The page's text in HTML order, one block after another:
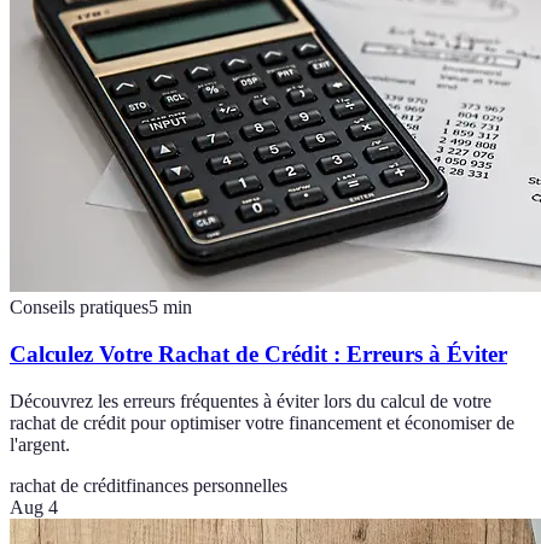
Conseils pratiques5 min
Calculez Votre Rachat de Crédit : Erreurs à Éviter
Découvrez les erreurs fréquentes à éviter lors du calcul de votre
rachat de crédit pour optimiser votre financement et économiser de
l'argent.
rachat de créditfinances personnelles
Aug 4